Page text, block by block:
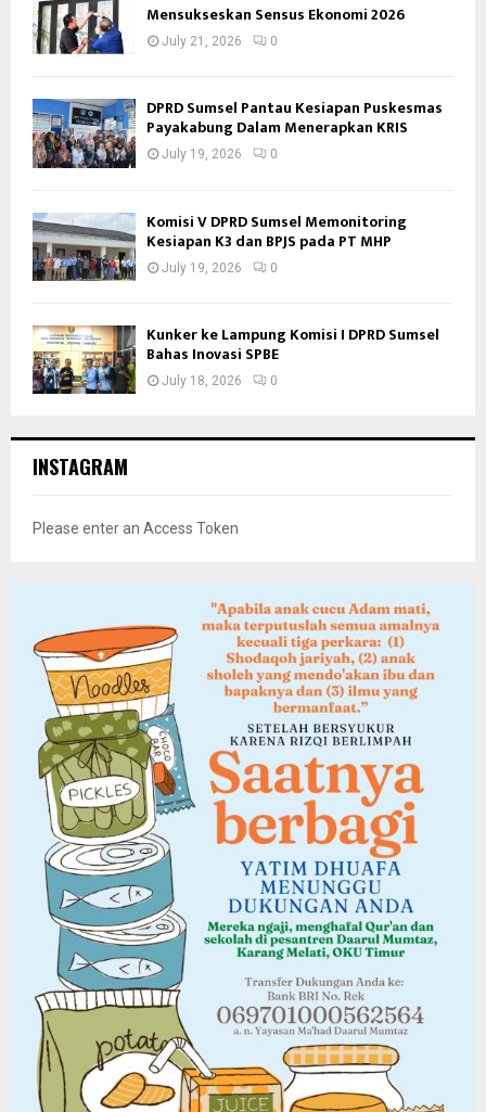
Mensukseskan Sensus Ekonomi 2026
July 21, 2026 0
DPRD Sumsel Pantau Kesiapan Puskesmas
Payakabung Dalam Menerapkan KRIS
July 19, 2026 0
Komisi V DPRD Sumsel Memonitoring
Kesiapan K3 dan BPJS pada PT MHP
July 19, 2026 0
Kunker ke Lampung Komisi I DPRD Sumsel
Bahas Inovasi SPBE
July 18, 2026 0
INSTAGRAM
Please enter an Access Token